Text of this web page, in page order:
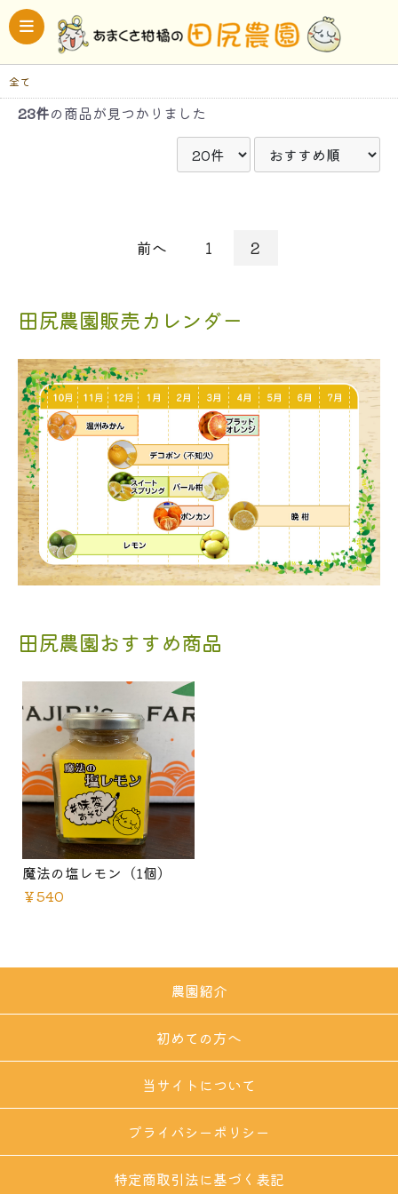
全て
23件の商品が見つかりました
前へ 1 2
田尻農園販売カレンダー
田尻農園おすすめ商品
魔法の塩レモン（1個）
￥540
農園紹介
初めての方へ
当サイトについて
プライバシーポリシー
特定商取引法に基づく表記